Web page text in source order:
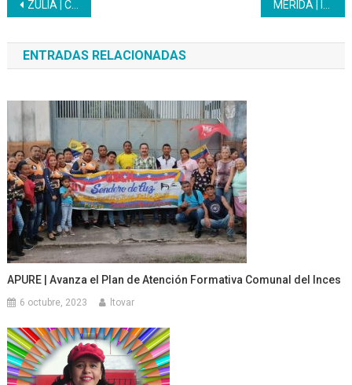
Navegación
de
entradas
ZULIA | Creatividad y productiva mostraron 300 participantes de formaciones Inces en Expo Feria en Maracaibo
ENTRADAS RELACIONADAS
APURE | Avanza el Plan de Atención Formativa Comunal del Inces
6 octubre, 2023 ltovar